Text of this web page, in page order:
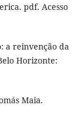
pdf. Acesso
a reinvenção da
Horizonte:
Maia.